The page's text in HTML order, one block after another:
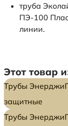
труба
ПЭ-100
линии.
Этот товар
Трубы
защитные
Трубы